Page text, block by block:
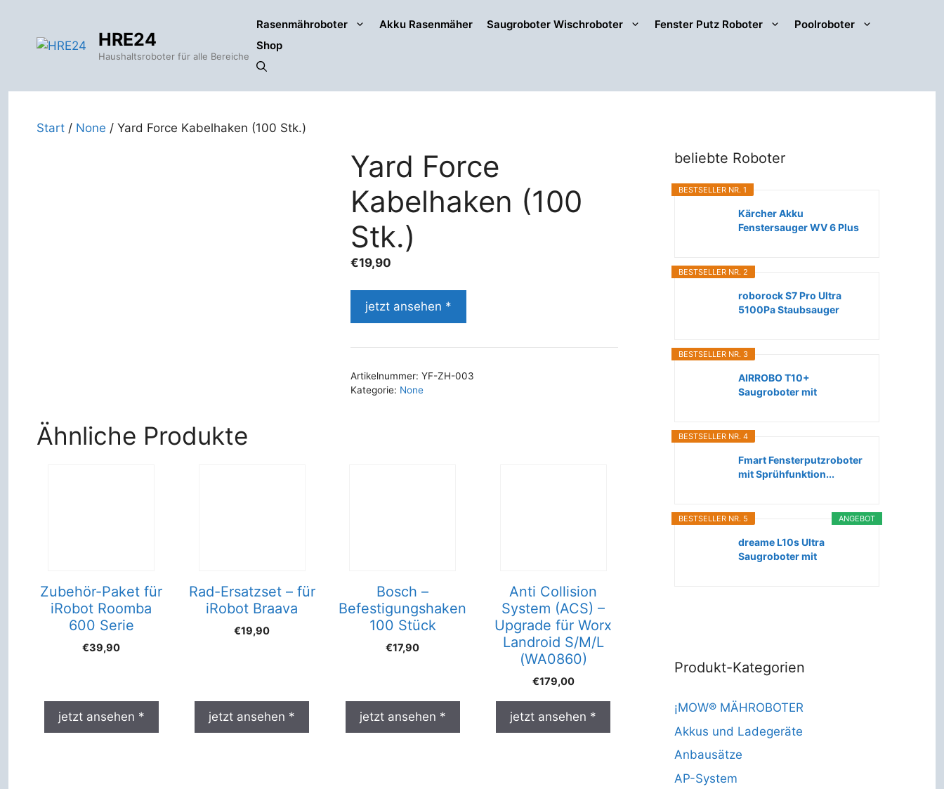
springen
HRE24
Haushaltsroboter für alle Bereiche
Rasenmähroboter Akku Rasenmäher Saugroboter Wischroboter Fenster Putz Roboter
Poolroboter
Shop
Start / None / Yard Force Kabelhaken (100 Stk.)
Yard Force
Kabelhaken (100
Stk.)
€19,90
jetzt ansehen *
Artikelnummer:YF-ZH-003
Kategorie: None
Ähnliche Produkte
Zubehör-Paket für
iRobot Roomba
600 Serie
€39,90
jetzt ansehen *
Rad-Ersatzset – für
iRobot Braava
€19,90
jetzt ansehen *
Bosch –
Befestigungshaken
100 Stück
€17,90
jetzt ansehen *
Anti Collision
System (ACS) –
Upgrade für Worx
Landroid S/M/L
(WA0860)
€179,00
jetzt ansehen *
beliebte Roboter
BESTSELLER NR. 1
Kärcher Akku
Fenstersauger WV 6 Plus
BESTSELLER NR. 2
roborock S7 Pro Ultra
5100Pa Staubsauger
BESTSELLER NR. 3
AIRROBO T10+
Saugroboter mit
BESTSELLER NR. 4
Fmart Fensterputzroboter
mit Sprühfunktion...
ANGEBOT
BESTSELLER NR. 5
dreame L10s Ultra
Saugroboter mit
Produkt-Kategorien
¡MOW® MÄHROBOTER
Akkus und Ladegeräte
Anbausätze
AP-System